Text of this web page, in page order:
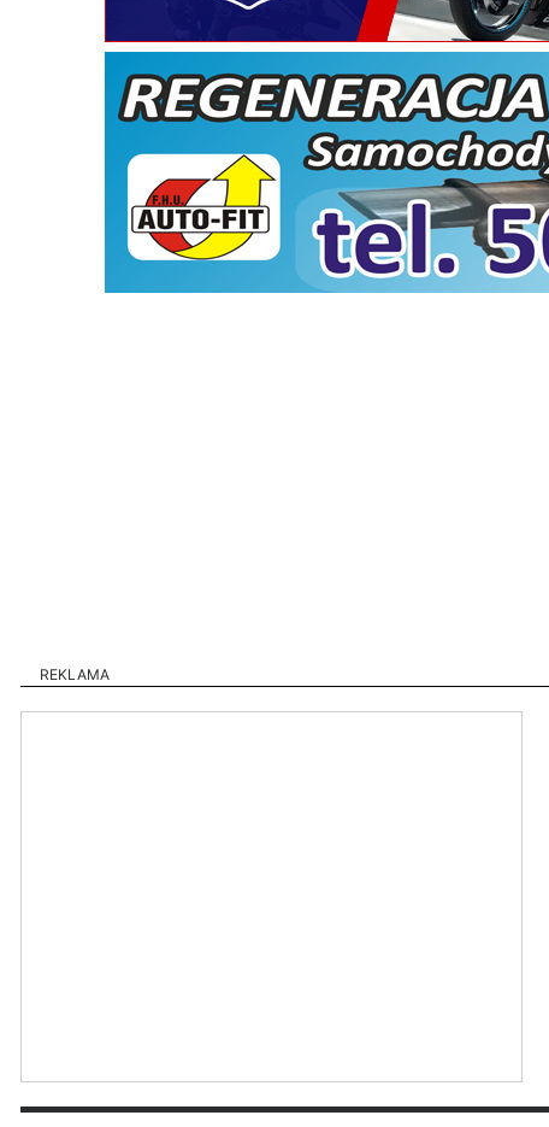
REKLAMA